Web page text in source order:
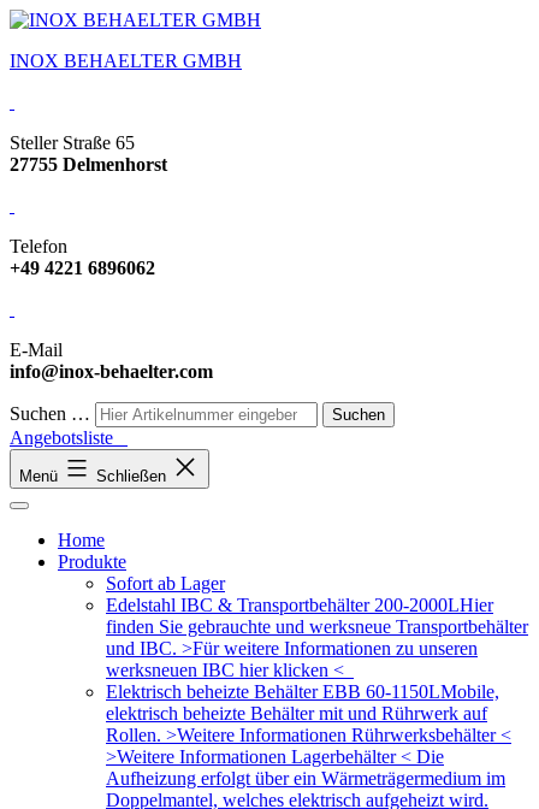
INOX BEHAELTER GMBH
Steller Straße 65
27755 Delmenhorst
Telefon
+49 4221 6896062
E-Mail
info@inox-behaelter.com
Suchen …
Angebotsliste
Menü Schließen
Home
Produkte
Sofort ab Lager
Edelstahl IBC & Transportbehälter 200-2000LHier
finden Sie gebrauchte und werksneue Transportbehälter
und IBC. >Für weitere Informationen zu unseren
werksneuen IBC hier klicken <
Elektrisch beheizte Behälter EBB 60-1150LMobile,
elektrisch beheizte Behälter mit und Rührwerk auf
Rollen. >Weitere Informationen Rührwerksbehälter <
>Weitere Informationen Lagerbehälter < Die
Aufheizung erfolgt über ein Wärmeträgermedium im
Doppelmantel, welches elektrisch aufgeheizt wird.